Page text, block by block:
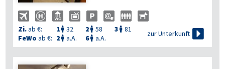
Zi.ab €: 1  32 2  58 3  81
FeWo ab €: 2  a.A. 6 a.A.
zur Unterkunft 